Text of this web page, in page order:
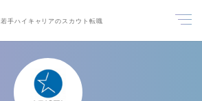
若手ハイキャリアのスカウト転職